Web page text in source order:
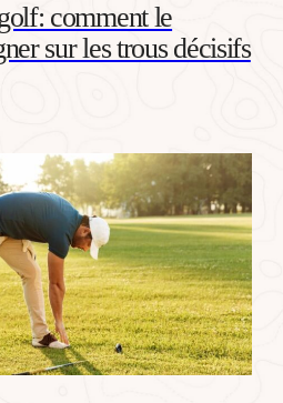
comment le
sur les trous décisifs